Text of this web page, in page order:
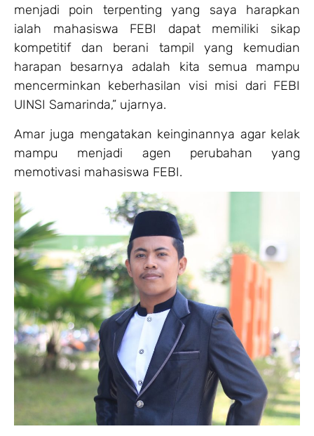
menjadi poin terpenting yang saya harapkan
ialah mahasiswa FEBI dapat memiliki sikap
kompetitif dan berani tampil yang kemudian
harapan besarnya adalah kita semua mampu
mencerminkan keberhasilan visi misi dari FEBI
UINSI Samarinda,” ujarnya.
Amar juga mengatakan keinginannya agar kelak
mampu menjadi agen perubahan yang
memotivasi mahasiswa FEBI.